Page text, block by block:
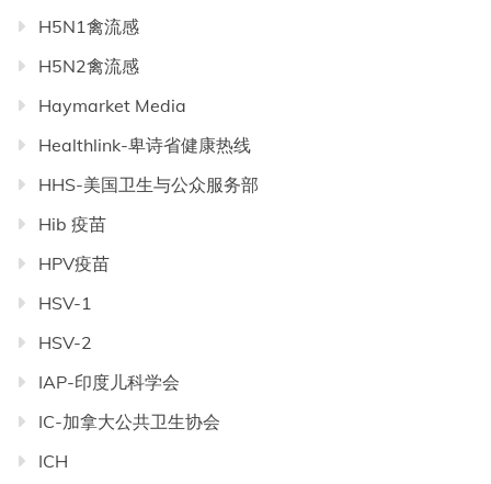
H5N1禽流感
H5N2禽流感
Haymarket Media
Healthlink-卑诗省健康热线
HHS-美国卫生与公众服务部
Hib 疫苗
HPV疫苗
HSV-1
HSV-2
IAP-印度儿科学会
IC-加拿大公共卫生协会
ICH